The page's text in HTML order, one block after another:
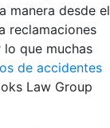
manera desde el
reclamaciones
que muchas
de accidentes
Law Group